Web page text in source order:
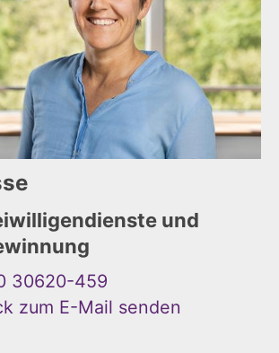
und
30620-459
zum E-Mail senden